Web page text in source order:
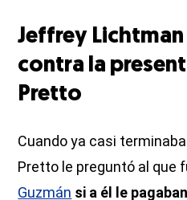
Jeffrey Lichtman
contra la
Pretto
Cuando ya casi
Pretto le preguntó al que
Guzmán si a él le